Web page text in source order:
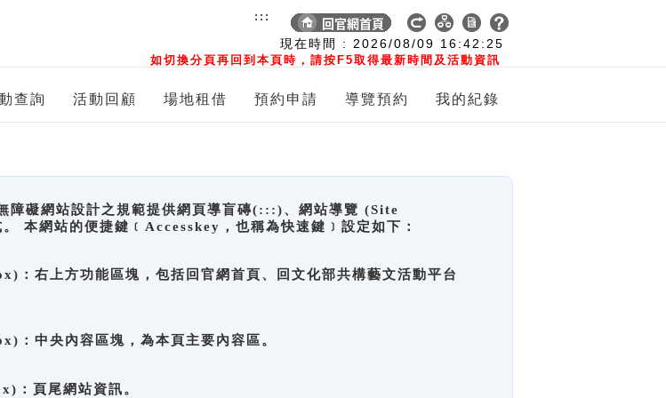
現在時間 : 2026/08/09 16:42:26
如切換分頁再回到本頁時，請按F5取得最新時間及活動資訊
:::
查詢 活動回顧 場地租借 預約申請 導覽預約 我的紀錄
障礙網站設計之規範提供網頁導盲磚(:::)、網站導覽 (Site
網站的便捷鍵﹝Accesskey，也稱為快速鍵﹞設定如下：
上方功能區塊，包括回官網首頁、回文化部共構藝文活動平台
中央內容區塊，為本頁主要內容區。
頁尾網站資訊。